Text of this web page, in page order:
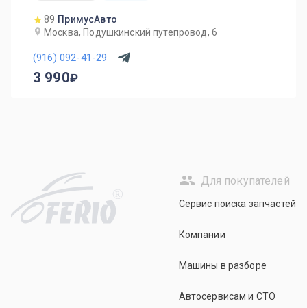
89 ПримусАвто
Москва, Подушкинский путепровод, 6
(916) 092-41-29
3 990
R
Для покупателей
Сервис поиска запчастей
Компании
Машины в разборе
Автосервисам и СТО